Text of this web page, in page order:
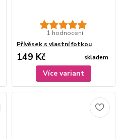
1 hodnocení
Přívěsek s vlastní fotkou
149 Kč skladem
Více variant